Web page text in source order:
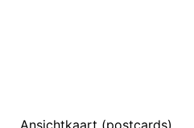
Ansichtkaart (postcards)